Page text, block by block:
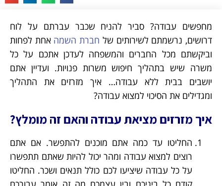
מחפשים עבודה? סביר להניח שכבר עברתם על לוח
דרושים, נרשמתם לשירותים של חברת השמה אחת לפחות
וביקשתם מכל החברים והמשפחה לעדכן אתכם על כל
משרה שיש בתהליך חיפוש משרות פנויות. ועדיין אתם
יושבים בבית ללא עבודה… איך מזרזים את התהליך
ומגדילים את הסיכוי למצוא עבודה?
איך מזרזים מציאת עבודה והאם זה מומלץ?
החליטו עד כמה אתם מוכנים להתפשר. אם אתם
רוצים למצוא עבודה ומהר יכול להיות שאתם תתפשרו
על כל עבודה שיציעו לכם כולל תנאים ושכר. החליטו